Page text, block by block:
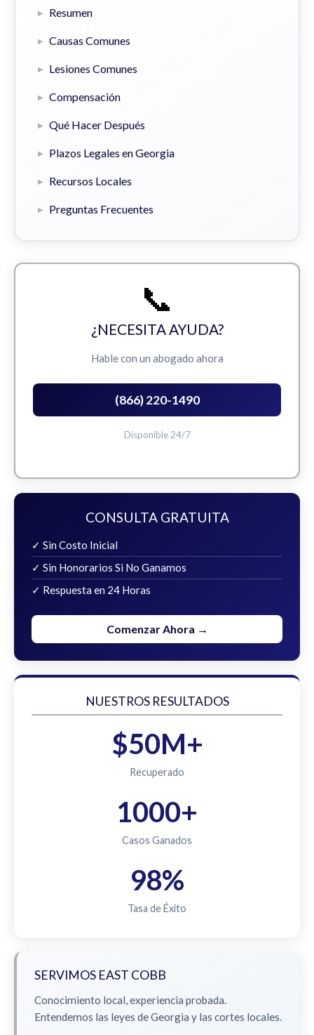
Resumen
Causas Comunes
Lesiones Comunes
Compensación
Qué Hacer Después
Plazos Legales en Georgia
Recursos Locales
Preguntas Frecuentes
📞
¿NECESITA AYUDA?
Hable con un abogado ahora
(866) 220-1490
Disponible 24/7
CONSULTA GRATUITA
✓ Sin Costo Inicial
✓ Sin Honorarios Si No Ganamos
✓ Respuesta en 24 Horas
Comenzar Ahora →
NUESTROS RESULTADOS
$50M+
Recuperado
1000+
Casos Ganados
98%
Tasa de Éxito
SERVIMOS EAST COBB
Conocimiento local, experiencia probada.
Entendemos las leyes de Georgia y las cortes locales.